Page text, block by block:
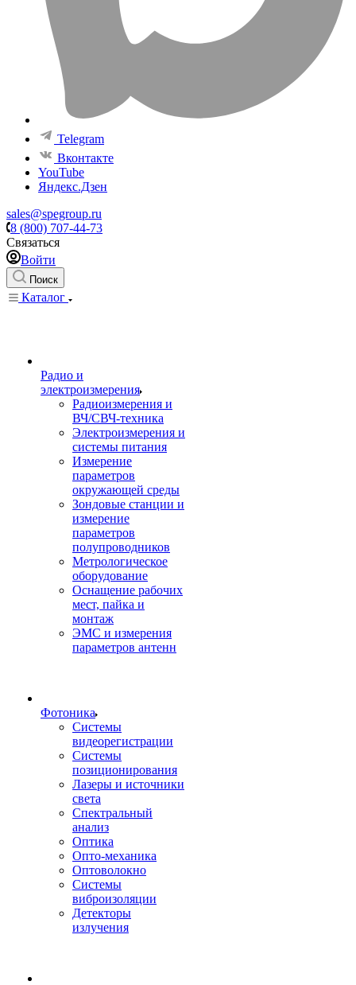
Telegram
Вконтакте
YouTube
Яндекс.Дзен
sales@spegroup.ru
8 (800) 707-44-73
Связаться
Войти
Поиск
Каталог
Радио и
электроизмерения
Радиоизмерения и
ВЧ/СВЧ-техника
Электроизмерения и
системы питания
Измерение
параметров
окружающей среды
Зондовые станции и
измерение
параметров
полупроводников
Метрологическое
оборудование
Оснащение рабочих
мест, пайка и
монтаж
ЭМС и измерения
параметров антенн
Фотоника
Cистемы
видеорегистрации
Системы
позиционирования
Лазеры и источники
света
Спектральный
анализ
Оптика
Опто-механика
Оптоволокно
Системы
виброизоляции
Детекторы
излучения